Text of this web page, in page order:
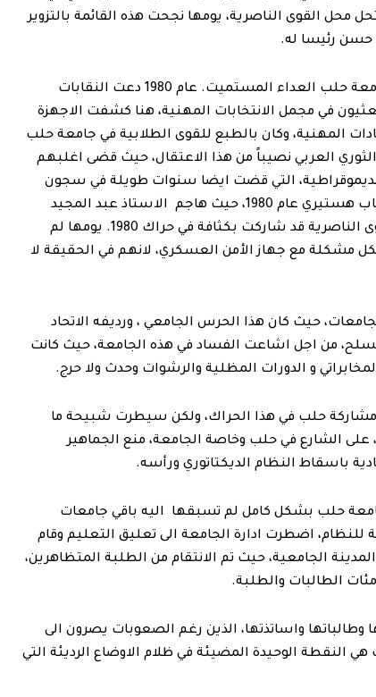
القوى الناصرية، يومها نجحت هذه القائمة بالتزوير
حسن رئيسا له.
من يومها والبعثيون، وأجهزتهم الأمنية، يناصبون جامعة حلب العداء المستميت. عام 1980 دعت النقابات
في مجمل الانتخابات المهنية، هنا كشفت الاجهزة
المهنية، وكان بالطبع للقوى الطلابية في جامعة حلب
العربي نصيباً من هذا الاعتقال، حيث قضى اغلبهم
الديموقراطية، التي قضت ايضا سنوات طويلة في سجون
صيدنايا وتدمر وعدرا. تناول حافظ الاسد الحدث في خطاب هستيري عام 1980، حيث هاجم الاستاذ عبد المجيد
منجونة، الذي قضى عشر سنوات في السجن، كون القوى الناصرية قد شاركت بكثافة في حراك 1980. يومها لم
مشكلة مع جهاز الأمن العسكري، لانهم في الحقيقة لا
حيث كان هذا الحرس الجامعي ، ورديفه الاتحاد
من اجل اشاعت الفساد في هذه الجامعة، حيث كانت
و الدورات المظلية والرشوات وحدث ولا حرج.
مشاركة حلب في هذا الحراك، ولكن سيطرت شبيحة ما
على الشارع في حلب وخاصة الجامعة، منع الجماهير
باسقاط النظام الديكتاتوري ورأسه.
حلب بشكل كامل لم تسبقها اليه باقي جامعات
اضطرت ادارة الجامعة الى تعليق التعليم وقام
الجامعية، حيث تم الانتقام من الطلبة المتظاهرين،
الطالبات والطلبة.
واساتذتها، الذين رغم الصعوبات يصرون الى
النقطة الوحيدة المضيئة في ظلام الاوضاع الرديئة التي